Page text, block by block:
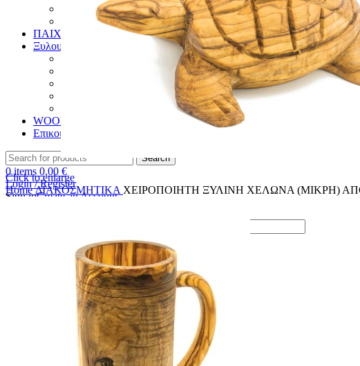
ΧΡΙΣΤΟΥΓΕΝΝΙΑΤΙΚΑ
ΗΜΕΡΟΛΟΓΙΑ
ΠΑΙΧΝΙΔΙΑ
Ξυλουργικές Κατασκευές
WOODMATTERS
Επικοινωνία
Search
0items 0,00 €
Login / Register
Sign inCreate an Account
Lost your password? Remember me
Click to enlarge
HomeΔΙΑΚΟΣΜΗΤΙΚΑ ΧΕΙΡΟΠΟΙΗΤΗ ΞΥΛΙΝΗ ΧΕΛΩΝΑ (ΜΙΚΡΗ)